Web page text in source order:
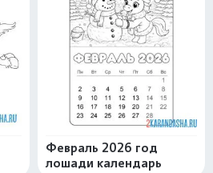
Февраль 2026 год
лошади календарь